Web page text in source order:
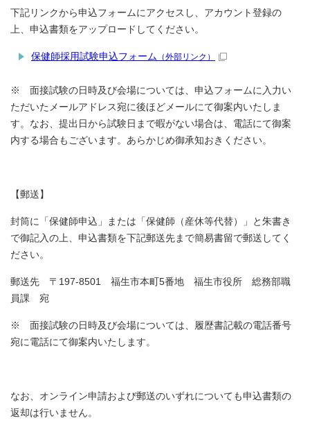
下記リンクから申込フォームにアクセスし、アカウント登録の
上、申込書類をアップロードしてください。
保健師採用試験申込フォーム （外部リンク）
※ 面接試験の日時及び会場については、申込フォームに入力い
ただいたメールアドレス宛に後ほどメールにて御案内いたしま
す。なお、提出日から試験日まで暇がない場合は、電話にて御案
内する場合もございます。あらかじめ御承知おきください。
【郵送】
封筒に「保健師申込」または「保健師（産休等代替）」と朱書き
で御記入の上、申込書類を下記郵送先まで簡易書留で郵送してく
ださい。
郵送先 〒197-8501 福生市本町5番地 福生市役所 総務部職
員課 宛
※ 面接試験の日時及び会場については、履歴書記載の電話番号
宛に電話にて御案内いたします。
なお、オンライン申請および郵送のいずれについても申込書類の
返却は行いません。